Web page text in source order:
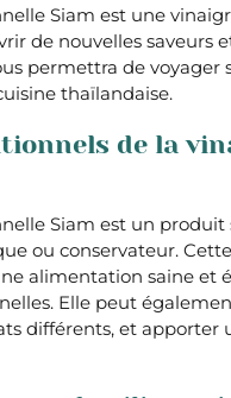
Siam est une
de nouvelles saveurs
permettra de voyager
thaïlandaise.
de la
Siam est un
ou conservateur.
alimentation saine et
Elle peut
différents, et apporter